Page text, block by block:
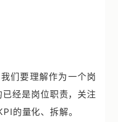
们要理解作为一个岗
经是岗位职责，关注
的量化、拆解。